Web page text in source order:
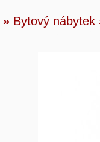
» Bytový nábytek
Produkty »
Classic